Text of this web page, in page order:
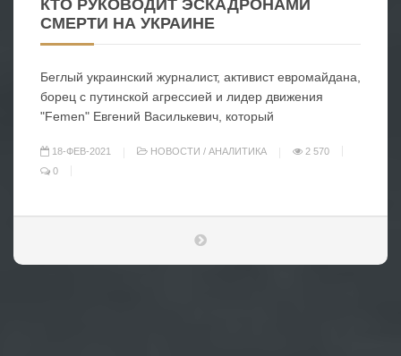
КТО РУКОВОДИТ ЭСКАДРОНАМИ
СМЕРТИ НА УКРАИНЕ
Беглый украинский журналист, активист евромайдана,
борец с путинской агрессией и лидер движения
"Femen" Евгений Василькевич, который
18-ФЕВ-2021 НОВОСТИ / АНАЛИТИКА
2 570
0